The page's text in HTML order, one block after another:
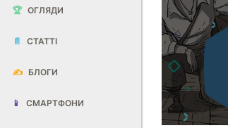
🏆 ОГЛЯДИ
📄 СТАТТІ
✍️ БЛОГИ
📱 СМАРТФОНИ